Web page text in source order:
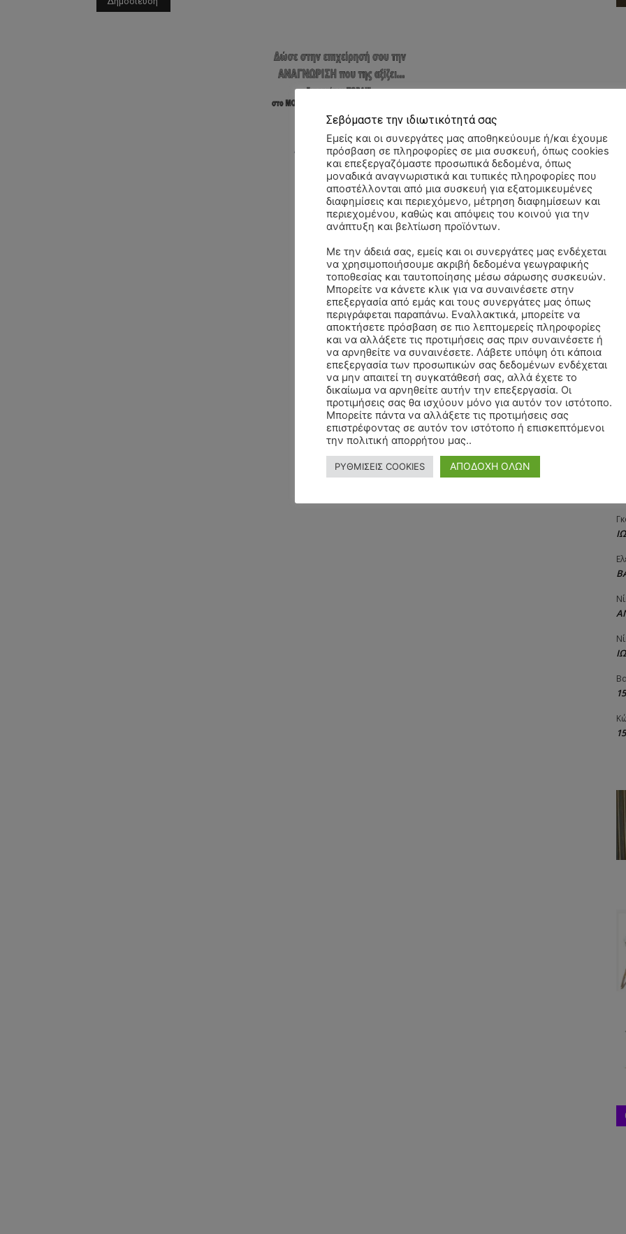
Σεβόμαστε την ιδιωτικότητά σας
Εμείς και οι συνεργάτες μας αποθηκεύουμε ή/και έχουμε
πρόσβαση σε πληροφορίες σε μια συσκευή, όπως cookies
και επεξεργαζόμαστε προσωπικά δεδομένα, όπως
μοναδικά αναγνωριστικά και τυπικές πληροφορίες που
αποστέλλονται από μια συσκευή για εξατομικευμένες
διαφημίσεις και περιεχόμενο, μέτρηση διαφημίσεων και
περιεχομένου, καθώς και απόψεις του κοινού για την
ανάπτυξη και βελτίωση προϊόντων.
Με την άδειά σας, εμείς και οι συνεργάτες μας ενδέχεται
να χρησιμοποιήσουμε ακριβή δεδομένα γεωγραφικής
τοποθεσίας και ταυτοποίησης μέσω σάρωσης συσκευών.
Μπορείτε να κάνετε κλικ για να συναινέσετε στην
επεξεργασία από εμάς και τους συνεργάτες μας όπως
περιγράφεται παραπάνω. Εναλλακτικά, μπορείτε να
αποκτήσετε πρόσβαση σε πιο λεπτομερείς πληροφορίες
και να αλλάξετε τις προτιμήσεις σας πριν συναινέσετε ή
να αρνηθείτε να συναινέσετε. Λάβετε υπόψη ότι κάποια
επεξεργασία των προσωπικών σας δεδομένων ενδέχεται
να μην απαιτεί τη συγκατάθεσή σας, αλλά έχετε το
δικαίωμα να αρνηθείτε αυτήν την επεξεργασία. Οι
προτιμήσεις σας θα ισχύουν μόνο για αυτόν τον ιστότοπο.
Μπορείτε πάντα να αλλάξετε τις προτιμήσεις σας
επιστρέφοντας σε αυτόν τον ιστότοπο ή επισκεπτόμενοι
την πολιτική απορρήτου μας..
ΡΥΘΜΙΣΕΙΣ COOKIES ΑΠΟΔΟΧΗ ΟΛΩΝ